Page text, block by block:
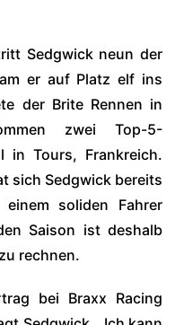
Sedgwick neun der
er auf Platz elf ins
der Brite Rennen in
zwei Top-5-
in Tours, Frankreich.
sich Sedgwick bereits
soliden Fahrer
Saison ist deshalb
rechnen.
bei Braxx Racing